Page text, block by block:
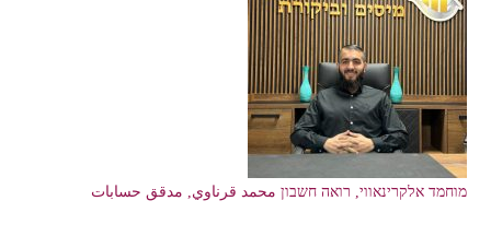
מוחמד אלקרינאווי, רואה חשבון محمد قرناوي, مدقق حسابات